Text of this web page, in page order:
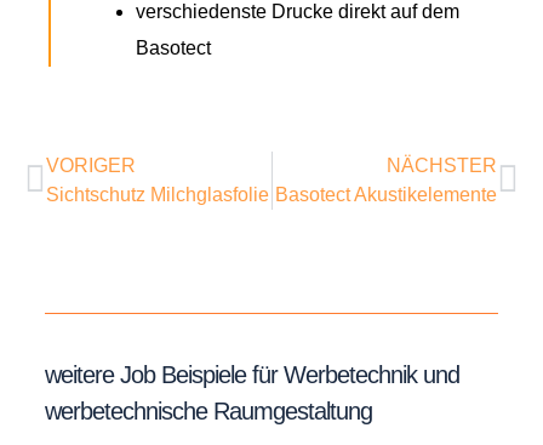
verschiedenste Drucke direkt auf dem
Basotect
VORIGER
Sichtschutz Milchglasfolie
NÄCHSTER
Basotect Akustikelemente
weitere Job Beispiele für Werbetechnik und
werbetechnische Raumgestaltung